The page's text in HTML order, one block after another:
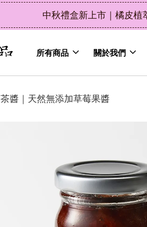
中秋禮盒新上市｜橘皮植
所有商品 關於我們
醬｜天然無添加草莓果醬